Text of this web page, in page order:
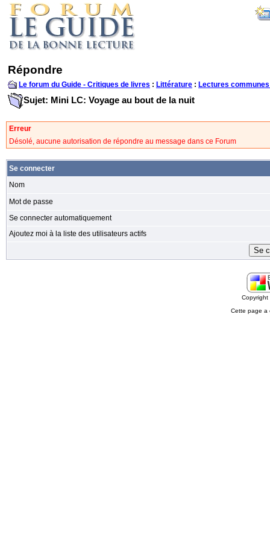
Répondre
Le forum du Guide - Critiques de livres : Littérature : Lectures
Sujet: Mini LC: Voyage au bout de la nuit
Erreur
Désolé, aucune autorisation de répondre au message dans ce Forum
Se connecter
Nom
Mot de passe
Se connecter automatiquement
Ajoutez moi à la liste des utilisateurs actifs
Cette page a